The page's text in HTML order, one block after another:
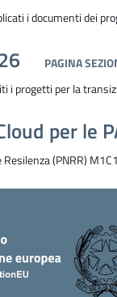
i documenti dei
PAGINA
i progetti per la
per le
Resilenza (PNRR)